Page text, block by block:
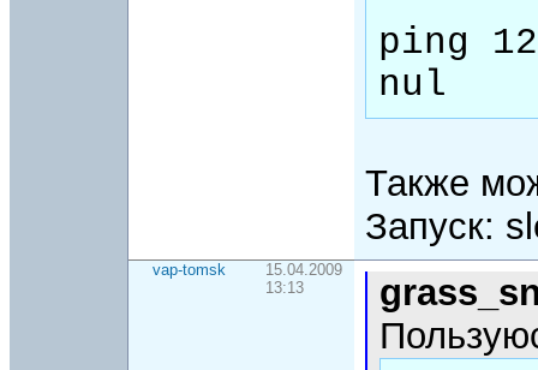
ping
Также
Запуск:
vap-tomsk
15.04.2009
13:13